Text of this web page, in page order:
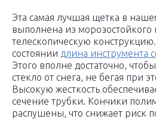
Эта самая лучшая щетка в
выполнена из морозостойкого
телескопическую
состоянии длина инструмента
Этого вполне достаточно,
стекло от снега, не бегая при
Высокую жесткость
сечение трубки. Кончики
распушены, что снижает риск